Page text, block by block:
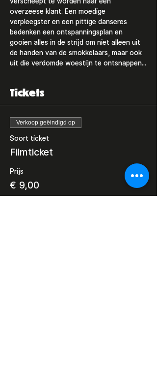
overzeese klant. Een moedige
verpleegster en een pittige danseres
bedenken een ontspanningsplan en
gooien alles in de strijd om niet alleen uit
de handen van de smokkelaars, maar ook
uit die verdomde woestijn te ontsnappen...
Tickets
Verkoop geëindigd op
Soort ticket
Filmticket
Prijs
€ 9,00